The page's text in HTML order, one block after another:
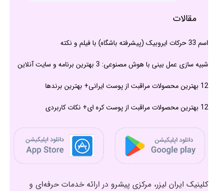
مقالات
اسم 33 حرکات ایروبیک (پیشرفته باشگاه) با فیلم و نکته
شبیه سازی عمل بینی با هوش مصنوعی: 3 بهترین برنامه و سایت آنلاین
12 بهترین محصولات مراقبت از پوست ایرانی+ بهترین برندها
12 بهترین محصولات مراقبت از پوست کره ای+ نکات کاربردی
کلینیک ایران لیزر، مرکزی پیشرو در ارائه خدمات حرفه‌ای و